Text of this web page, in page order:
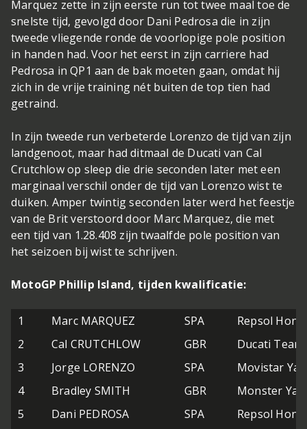
Marquez zette in zijn eerste run tot twee maal toe de
snelste tijd, gevolgd door Dani Pedrosa die in zijn
tweede vliegende ronde de voorlopige pole position
in handen had. Voor het eerst in zijn carriere had
Pedrosa in QP1 aan de bak moeten gaan, omdat hij
zich in de vrije training nét buiten de top tien had
getraind.
In zijn tweede run verbeterde Lorenzo de tijd van zijn
landgenoot, maar had ditmaal de Ducati van Cal
Crutchlow op sleep die drie seconden later met een
marginaal verschil onder de tijd van Lorenzo wist te
duiken. Amper twintig seconden later werd het feestje
van de Brit verstoord door Marc Marquez, die met
een tijd van 1.28.408 zijn twaalfde pole position van
het seizoen bij wist te schrijven.
MotoGP Phillip Island, tijden kwalificatie:
1 Marc MARQUEZ SPA
Repsol
2
Cal CRUTCHLOW GBR
Ducati Team
3
Jorge LORENZO SPA
Movistar
4
Bradley SMITH GBR
Monster
5
Dani PEDROSA SPA
Repsol